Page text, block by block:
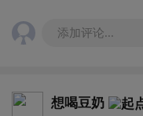
添加评论...
想喝豆奶